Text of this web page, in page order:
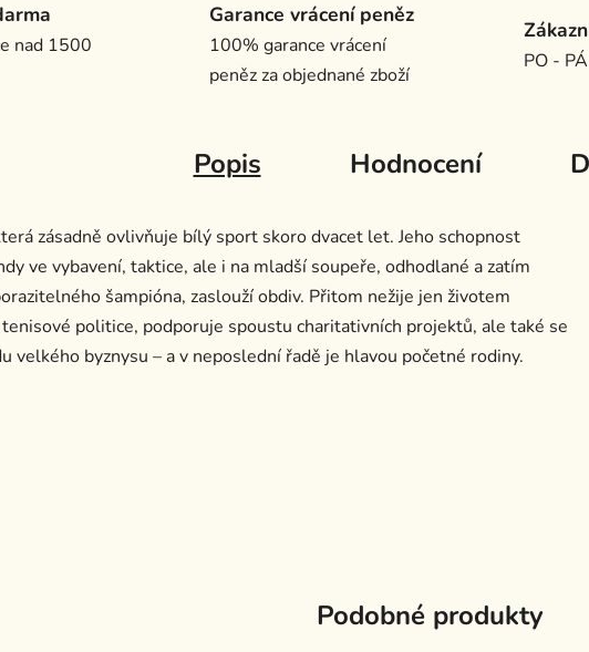
nad 1500
Garance vrácení peněz
100% garance vrácení
peněz za objednané zboží
PO -
Popis Hodnocení
zásadně ovlivňuje bílý sport skoro dvacet let. Jeho schopnost
ve vybavení, taktice, ale i na mladší soupeře, odhodlané a zatím
šampióna, zaslouží obdiv. Přitom nežije jen životem
politice, podporuje spoustu charitativních projektů, ale také se
velkého byznysu – a v neposlední řadě je hlavou početné rodiny.
Podobné produkty